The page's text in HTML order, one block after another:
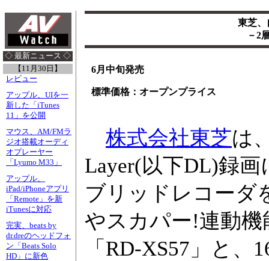
◇ 最新ニュース ◇
【11月30日】
レビュー
アップル、UIを一
新した「iTunes
11」を公開
マウス、AM/FMラ
ジオ搭載オーディ
オプレーヤー
「Lyumo M33」
アップル、
iPad/iPhoneアプリ
「Remote」を新
iTunesに対応
完実、beats by
dr.dreのヘッドフォ
ン「Beats Solo
HD」に新色
東芝、
－2
6月中旬発売
標準価格：オープンプライス
株式会社東芝は
Layer(以下DL)録
ブリッドレコーダ
やスカパー!連動機
「RD-XS57」と